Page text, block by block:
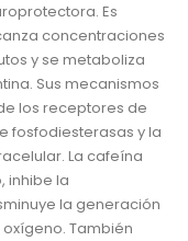
Es
concentraciones
y se metaboliza
Sus mecanismos
los receptores de
fosfodiesterasas y la
La cafeína
inhibe la
la generación
También